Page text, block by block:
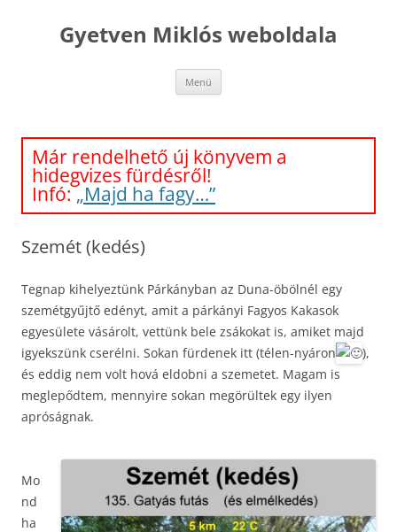
tartalombaGyetven Miklós weboldala
Menü
Már rendelhető új könyvem a
hidegvizes fürdésről!
Infó:„Majd ha fagy…”
Szemét (kedés)
Tegnap kihelyeztünk Párkányban az Duna-öbölnél egy
szemétgyűjtő edényt, amit a párkányi Fagyos Kakasok
egyesülete vásárolt, vettünk bele zsákokat is, amiket majd
igyekszünk cserélni. Sokan fürdenek itt (télen-nyáron
),
és eddig nem volt hová eldobni a szemetet. Magam is
meglepődtem, mennyire sokan megörültek egy ilyen
apróságnak.
Mo
nd
ha